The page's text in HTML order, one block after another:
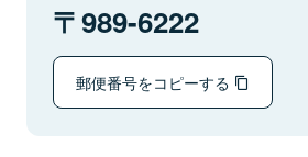
989-6222
郵便番号をコピーする